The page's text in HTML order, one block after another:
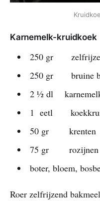
Karnemelk-kruidkoek
250 gr
250 gr bruine
2 ½ dl
1 eetl
50 gr krenten
75 gr rozijnen
boter, bloem,
Roer zelfrijzend